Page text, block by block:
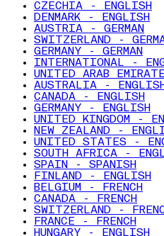
CZECHIA - ENGLISH
DENMARK - ENGLISH
AUSTRIA - GERMAN
SWITZERLAND -
GERMANY - GERMAN
INTERNATIONAL -
UNITED ARAB
AUSTRALIA - ENGLISH
CANADA - ENGLISH
GERMANY - ENGLISH
UNITED KINGDOM -
NEW ZEALAND -
UNITED STATES -
SOUTH AFRICA -
SPAIN - SPANISH
FINLAND - ENGLISH
BELGIUM - FRENCH
CANADA - FRENCH
SWITZERLAND -
FRANCE - FRENCH
HUNGARY - ENGLISH